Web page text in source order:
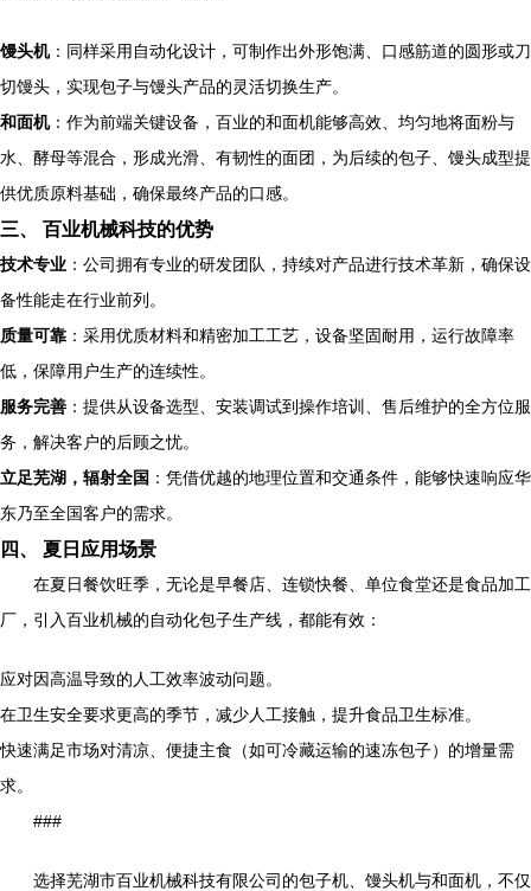
馒头机：同样采用自动化设计，可制作出外形饱满、口感筋道的圆形或刀
切馒头，实现包子与馒头产品的灵活切换生产。
和面机：作为前端关键设备，百业的和面机能够高效、均匀地将面粉与
水、酵母等混合，形成光滑、有韧性的面团，为后续的包子、馒头成型提
供优质原料基础，确保最终产品的口感。
三、 百业机械科技的优势
技术专业 ：公司拥有专业的研发团队，持续对产品进行技术革新，确保设
备性能走在行业前列。
质量可靠 ：采用优质材料和精密加工工艺，设备坚固耐用，运行故障率
低，保障用户生产的连续性。
服务完善 ：提供从设备选型、安装调试到操作培训、售后维护的全方位服
务，解决客户的后顾之忧。
立足芜湖，辐射全国 ：凭借优越的地理位置和交通条件，能够快速响应华
东乃至全国客户的需求。
四、 夏日应用场景
在夏日餐饮旺季，无论是早餐店、连锁快餐、单位食堂还是食品加工
厂，引入百业机械的自动化包子生产线，都能有效：
应对因高温导致的人工效率波动问题。
在卫生安全要求更高的季节，减少人工接触，提升食品卫生标准。
快速满足市场对清凉、便捷主食（如可冷藏运输的速冻包子）的增量需
求。
###
选择芜湖市百业机械科技有限公司的包子机、馒头机与和面机，不仅